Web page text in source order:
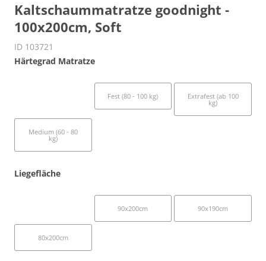
Kaltschaummatratze goodnight -
100x200cm, Soft
ID 103721
Härtegrad Matratze
Fest (80 - 100 kg) Extrafest (ab 100
kg)
Medium (60 - 80
kg)
Liegefläche
90x200cm 90x190cm
80x200cm